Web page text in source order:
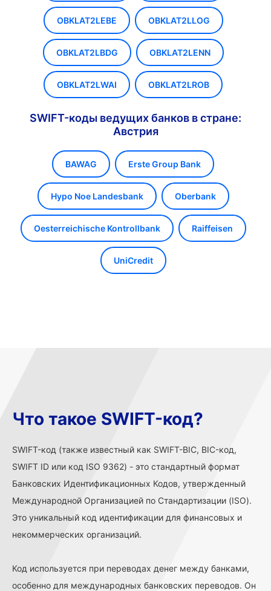
OBKLAT2LEBE OBKLAT2LLOG
OBKLAT2LBDG OBKLAT2LENN
OBKLAT2LWAI OBKLAT2LROB
SWIFT-коды ведущих банков в стране:
Австрия
BAWAG Erste Group Bank
Hypo Noe Landesbank Oberbank
Oesterreichische Kontrollbank Raiffeisen
UniCredit
Что такое SWIFT-код?
SWIFT-код (также известный как SWIFT-BIC, BIC-код,
SWIFT ID или код ISO 9362) - это стандартный формат
Банковских Идентификационных Кодов, утвержденный
Международной Организацией по Стандартизации (ISO).
Это уникальный код идентификации для финансовых и
некоммерческих организаций.
Код используется при переводах денег между банками,
особенно для международных банковских переводов. Он